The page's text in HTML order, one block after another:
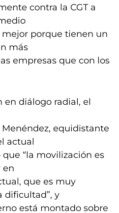
contra la CGT a
porque tienen un
más
empresas que con los
en diálogo radial, el
equidistante
actual
“la movilización es
en
que es muy
dificultad”, y
está montado sobre